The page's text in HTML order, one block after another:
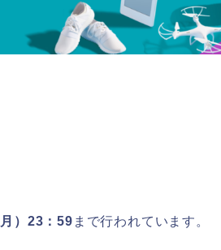
）23：59 まで行われています。